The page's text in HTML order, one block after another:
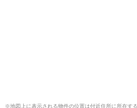
※地図上に表示される物件の位置は付近住所に所在す